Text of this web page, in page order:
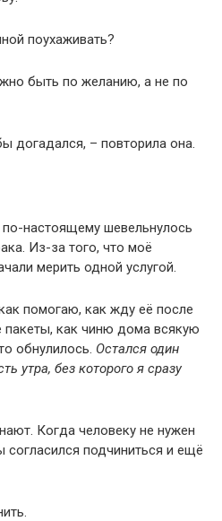
поухаживать?
быть по желанию, а не по
догадался, – повторила она.
по-настоящему шевельнулось
Из-за того, что моё
мерить одной услугой.
помогаю, как жду её после
как чиню дома всякую
обнулилось. Остался один
утра, без которого я сразу
Когда человеку не нужен
согласился подчиниться и ещё